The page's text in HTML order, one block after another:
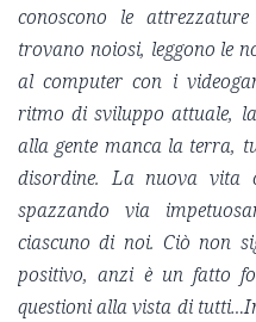
conoscono le
trovano noiosi, leggono le
al computer con i
ritmo di sviluppo attuale,
alla gente manca la terra,
disordine. La nuova vita
spazzando via
ciascuno di noi. Ciò non
positivo, anzi è un fatto
questioni alla vista di